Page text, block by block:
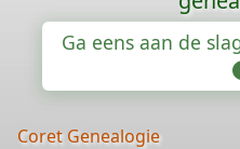
Ga eens aan de
Coret Genealogie